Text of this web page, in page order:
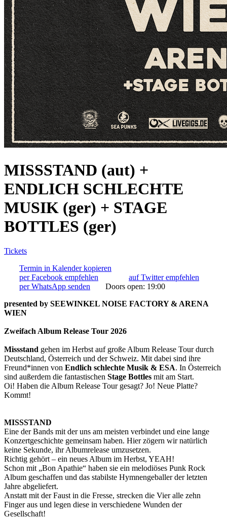
MISSSTAND (aut) +
ENDLICH SCHLECHTE
MUSIK (ger) + STAGE
BOTTLES (ger)
Tickets
Termin in Kalender kopieren
per Facebook empfehlen
auf Twitter empfehlen
per WhatsApp senden
Doors open: 19:00
presented by SEEWINKEL NOISE FACTORY & ARENA
WIEN
Zweifach Album Release Tour 2026
Missstand gehen im Herbst auf große Album Release Tour durch
Deutschland, Österreich und der Schweiz. Mit dabei sind ihre
Freund*innen von Endlich schlechte Musik & ESA. In Österreich
sind außerdem die fantastischen Stage Bottles mit am Start.
Oi! Haben die Album Release Tour gesagt? Jo! Neue Platte?
Kommt!
MISSSTAND
Eine der Bands mit der uns am meisten verbindet und eine lange
Konzertgeschichte gemeinsam haben. Hier zögern wir natürlich
keine Sekunde, ihr Albumrelease umzusetzen.
Richtig gehört – ein neues Album im Herbst, YEAH!
Schon mit „Bon Apathie“ haben sie ein melodiöses Punk Rock
Album geschaffen und das stabilste Hymnengeballer der letzten
Jahre abgeliefert.
Anstatt mit der Faust in die Fresse, strecken die Vier alle zehn
Finger aus und legen diese in verschiedene Wunden der
Gesellschaft!